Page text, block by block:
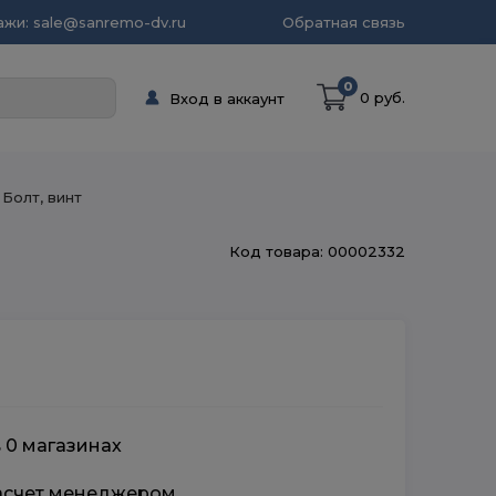
sale@sanremo-dv.ru Обратная связь
Вход в аккаунт
0
0 руб.
винт
Код товара: 00002332
магазинах